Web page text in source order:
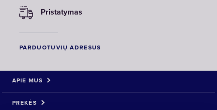
Pristatymas
PARDUOTUVIŲ ADRESUS
APIE MUS
PREKĖS